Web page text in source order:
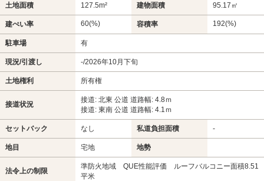
土地面積 127.5m² 建物面積 95.17㎡
建ぺい率 60(%) 容積率 192(%)
駐車場 有
現況/引渡し -/2026年10月下旬
土地権利 所有権
接道状況
接道: 北東 公道 道路幅: 4.8ｍ
接道: 東南 公道 道路幅: 4.1ｍ
セットバック なし 私道負担面積 -
地目 宅地 地勢
法令上の制限
準防火地域 QUE性能評価 ルーフバルコニー面積8.51
平米